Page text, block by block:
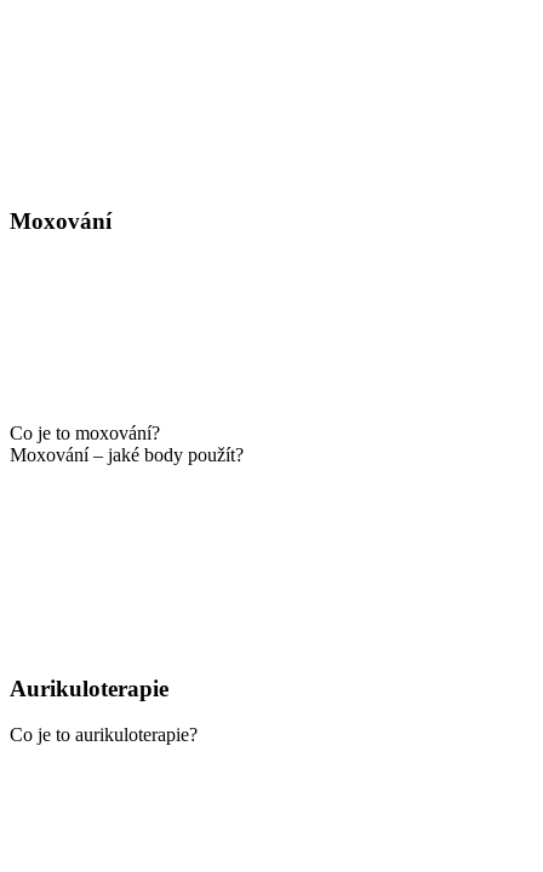
Moxování
Co je to moxování?
Moxování – jaké body použít?
Aurikuloterapie
Co je to aurikuloterapie?